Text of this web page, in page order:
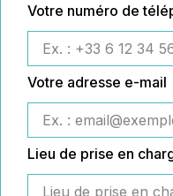
Votre numéro de
Votre adresse e-mail
Lieu de prise en